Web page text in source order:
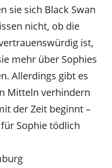
sie sich Black Swan
nicht, ob die
ist,
mehr über Sophies
Allerdings gibt es
Mitteln verhindern
der Zeit beginnt –
Sophie tödlich